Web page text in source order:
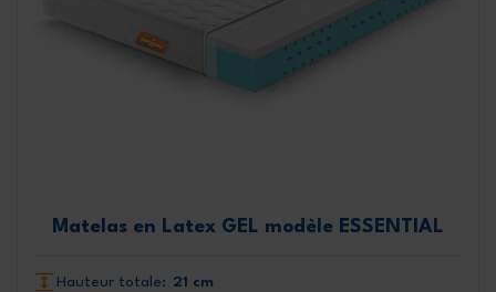
Matelas en Latex GEL modèle ESSENTIAL
Hauteur totale: 21 cm